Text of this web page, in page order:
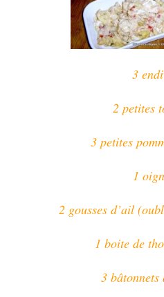
3
2 petites
3 petites
1
2 gousses d’ail
1 boite de
3